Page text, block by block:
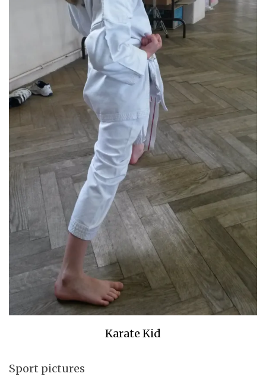
Karate Kid
Sport pictures